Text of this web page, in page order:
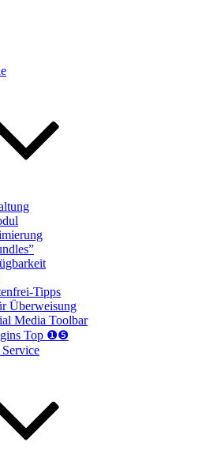
Tipps
Überweisung
Media Toolbar
Top ❶❺